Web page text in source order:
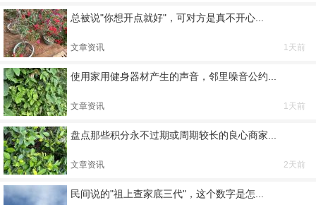
总被说"你想开点就好"，可对方是真不开心...
文章资讯 1天前
使用家用健身器材产生的声音，邻里噪音公约...
文章资讯 1天前
盘点那些积分永不过期或周期较长的良心商家...
文章资讯 2天前
民间说的"祖上查家底三代"，这个数字是怎...